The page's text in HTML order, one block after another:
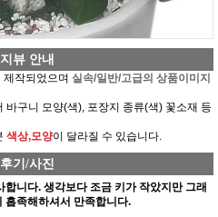
뷰 안내
제작되었으며 실속/일반/고급의 상품이미지
바구니 모양(색), 포장지 종류(색) 꽃소재 등
색상,모양이 달라질 수 있습니다.
기/사진
합니다. 생각보다 조금 키가 작았지만 그래
흡족해하셔서 만족합니다.